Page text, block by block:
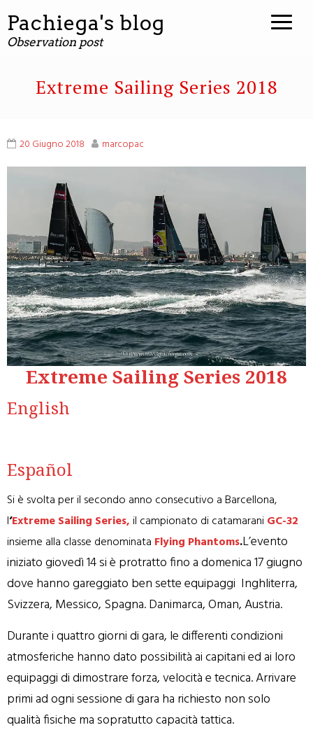
contenuto
Pachiega's blog
Observation post
Extreme Sailing Series 2018
20 Giugno 2018 marcopac
Extreme Sailing Series 2018
English
Español
Si è svolta per il secondo anno consecutivo a Barcellona,
l‘Extreme Sailing Series,il campionato di catamaraniGC-32
insieme alla classe denominata Flying Phantoms.L’evento
iniziato giovedì 14 si è protratto fino a domenica 17 giugno
dove hanno gareggiato ben sette equipaggi Inghliterra,
Svizzera, Messico, Spagna. Danimarca, Oman, Austria.
Durante i quattro giorni di gara, le differenti condizioni
atmosferiche hanno dato possibilità ai capitani ed ai loro
equipaggi di dimostrare forza, velocità e tecnica. Arrivare
primi ad ogni sessione di gara ha richiesto non solo
qualità fisiche ma sopratutto capacità tattica.